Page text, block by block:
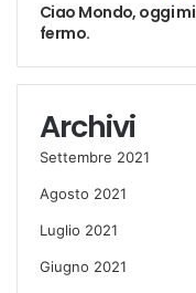
Ciao Mondo, oggi mi
fermo.
Archivi
Settembre 2021
Agosto 2021
Luglio 2021
Giugno 2021